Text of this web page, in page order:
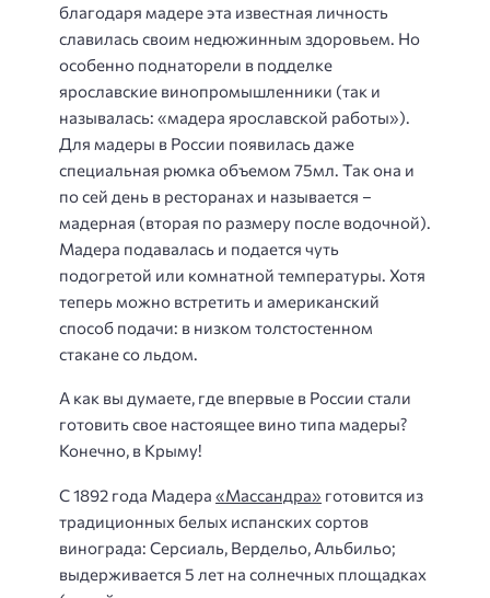
благодаря мадере эта известная личность
славилась своим недюжинным здоровьем. Но
особенно поднаторели в подделке
ярославские винопромышленники (так и
называлась: «мадера ярославской работы»).
Для мадеры в России появилась даже
специальная рюмка объемом 75мл. Так она и
по сей день в ресторанах и называется –
мадерная (вторая по размеру после водочной).
Мадера подавалась и подается чуть
подогретой или комнатной температуры. Хотя
теперь можно встретить и американский
способ подачи: в низком толстостенном
стакане со льдом.
А как вы думаете, где впервые в России стали
готовить свое настоящее вино типа мадеры?
Конечно, в Крыму!
С 1892 года Мадера «Массандра» готовится из
традиционных белых испанских сортов
винограда: Серсиаль, Вердельо, Альбильо;
выдерживается 5 лет на солнечных площадках